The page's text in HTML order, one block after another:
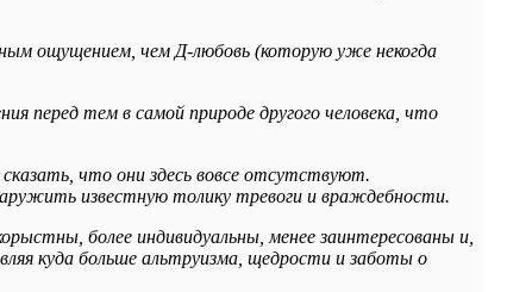
ощущением, чем Д-любовь (которую уже некогда
перед тем в самой природе другого человека, что
что они здесь вовсе отсутствуют.
известную толику тревоги и враждебности.
более индивидуальны, менее заинтересованы и,
куда больше альтруизма, щедрости и заботы о